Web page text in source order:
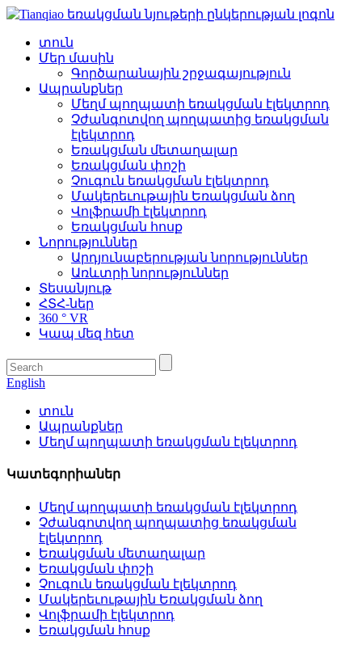
տուն
Մեր մասին
Գործարանային շրջագայություն
Ապրանքներ
Մեղմ պողպատի եռակցման էլեկտրոդ
Չժանգոտվող պողպատից եռակցման
էլեկտրոդ
Եռակցման մետաղալար
Եռակցման փոշի
Չուգուն եռակցման էլեկտրոդ
Մակերեւութային Եռակցման ձող
Վոլֆրամի էլեկտրոդ
Եռակցման հոսք
Նորություններ
Արդյունաբերության նորություններ
Առևտրի նորություններ
Տեսանյութ
ՀՏՀ-ներ
360 ° VR
Կապ մեզ հետ
English
տուն
Ապրանքներ
Մեղմ պողպատի եռակցման էլեկտրոդ
Կատեգորիաներ
Մեղմ պողպատի եռակցման էլեկտրոդ
Չժանգոտվող պողպատից եռակցման
էլեկտրոդ
Եռակցման մետաղալար
Եռակցման փոշի
Չուգուն եռակցման էլեկտրոդ
Մակերեւութային Եռակցման ձող
Վոլֆրամի էլեկտրոդ
Եռակցման հոսք